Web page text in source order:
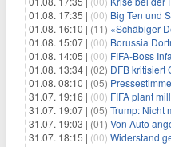
01.08. 17:35 | (00) Big Ten und SEC
01.08. 16:10 | (11) «Schäbiger
01.08. 15:07 | (00) Borussia Dortmund sichert
01.08. 14:05 | (00) FIFA-Boss Infantino
01.08. 13:34 | (02) DFB kritisiert
01.08. 08:10 | (05) Pressestimmen
31.07. 19:16 | (00) FIFA plant
31.07. 19:07 | (05) Trump: Nicht
31.07. 19:03 | (01) Von Auto
31.07. 18:15 | (00) Widerstand gegen